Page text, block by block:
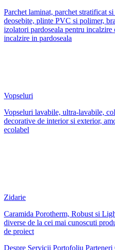
Parchet laminat, parchet stratificat
deosebite, plinte PVC si polimer,
izolatori pardoseala pentru incalzire
incalzire in pardoseala
Vopseluri
Vopseluri lavabile, ultra-lavabile,
decorative de interior si exterior,
ecolabel
Zidarie
Caramida Porotherm, Robust si
diverse de la cei mai cunoscuti
de proiect
Despre Servicii Portofoliu Parteneri